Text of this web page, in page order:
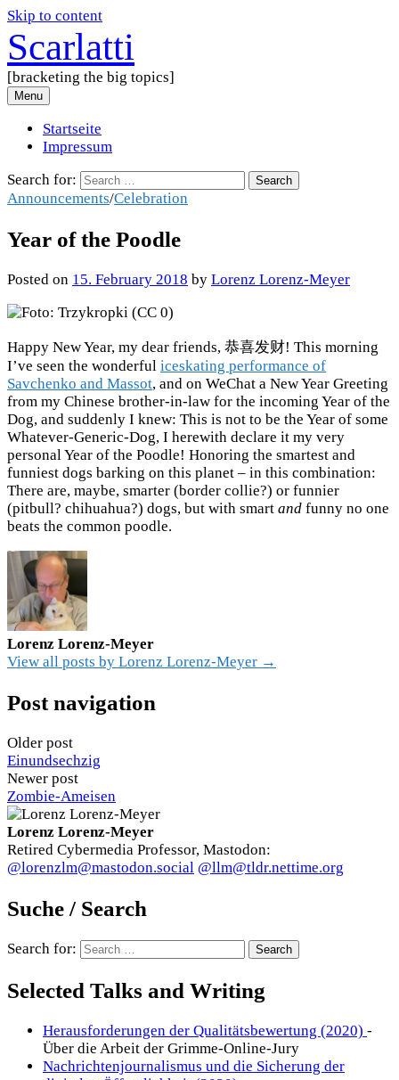
Skip to content
Scarlatti
[bracketing the big topics]
Menu
Startseite
Impressum
Search for:
Announcements/Celebration
Year of the Poodle
Posted on 15. February 2018 by Lorenz Lorenz-Meyer
Happy New Year, my dear friends, 恭喜发财! This morning
I’ve seen the wonderful iceskating performance of
Savchenko and Massot, and on WeChat a New Year Greeting
from my Chinese brother-in-law for the incoming Year of the
Dog, and suddenly I knew: This is not to be the Year of some
Whatever-Generic-Dog, I herewith declare it my very
personal Year of the Poodle! Honoring the smartest and
funniest dogs barking on this planet – in this combination:
There are, maybe, smarter (border collie?) or funnier
(pitbull? chihuahua?) dogs, but with smart and funny no one
beats the common poodle.
Lorenz Lorenz-Meyer
View all posts by Lorenz Lorenz-Meyer →
Post navigation
Older post
Einundsechzig
Newer post
Zombie-Ameisen
Lorenz Lorenz-Meyer
Retired Cybermedia Professor, Mastodon:
@lorenzlm@mastodon.social @llm@tldr.nettime.org
Suche / Search
Search for:
Selected Talks and Writing
Herausforderungen der Qualitätsbewertung (2020) -
Über die Arbeit der Grimme-Online-Jury
Nachrichtenjournalismus und die Sicherung der